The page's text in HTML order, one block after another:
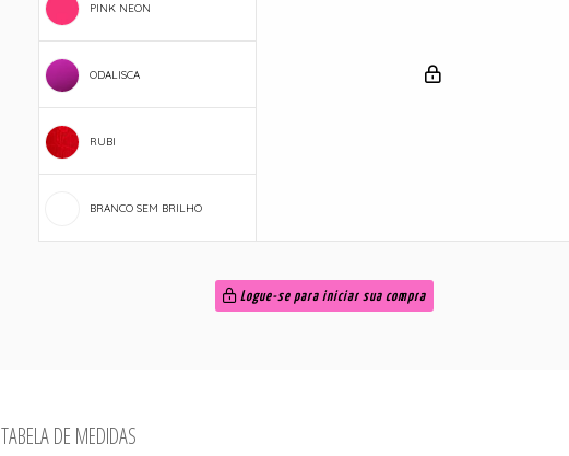
PINK NEON
ODALISCA
RUBI
BRANCO SEM BRILHO
Logue-se para iniciar sua compra
TABELA DE MEDIDAS